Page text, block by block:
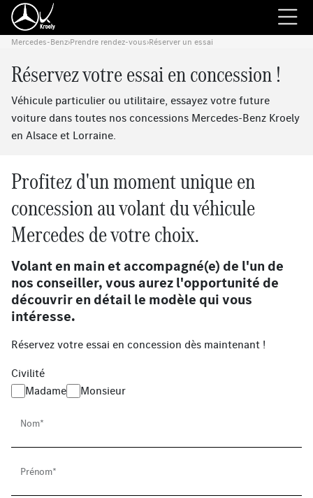
Mercedes-Benz›Prendre rendez-vous›Réserver un essai
Réservez votre essai en concession !
Véhicule particulier ou utilitaire, essayez votre future
voiture dans toutes nos concessions Mercedes-Benz Kroely
en Alsace et Lorraine.
Profitez d'un moment unique en
concession au volant du véhicule
Mercedes de votre choix.
Volant en main et accompagné(e) de l'un de
nos conseiller, vous aurez l'opportunité de
découvrir en détail le modèle qui vous
intéresse.
Réservez votre essai en concession dès maintenant !
Civilité
Madame
Monsieur
Nom*
Prénom*